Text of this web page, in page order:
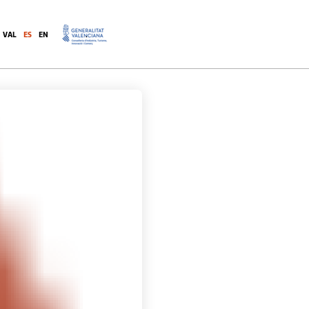
.
VAL ES EN